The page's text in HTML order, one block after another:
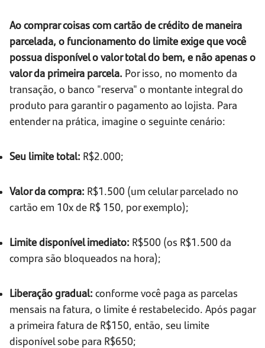
Ao comprar coisas com cartão de crédito de maneira
parcelada, o funcionamento do limite exige que você
possua disponível o valor total do bem, e não apenas o
valor da primeira parcela. Por isso, no momento da
transação, o banco "reserva" o montante integral do
produto para garantir o pagamento ao lojista. Para
entender na prática, imagine o seguinte cenário:
Seu limite total: R$2.000;
Valor da compra: R$1.500 (um celular parcelado no
cartão em 10x de R$ 150, por exemplo);
Limite disponível imediato: R$500 (os R$1.500 da
compra são bloqueados na hora);
Liberação gradual: conforme você paga as parcelas
mensais na fatura, o limite é restabelecido. Após pagar
a primeira fatura de R$150, então, seu limite
disponível sobe para R$650;